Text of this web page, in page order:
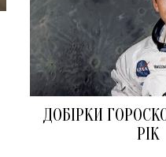
ДОБІРКИ
РІК